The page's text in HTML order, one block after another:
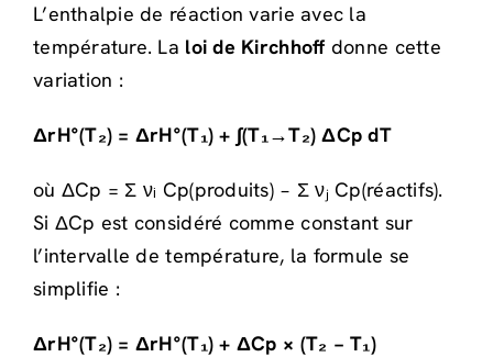
L’enthalpie de réaction varie avec la
température. La loi de Kirchhoffdonne cette
variation :
ΔrH°(T₂) = ΔrH°(T₁) + ∫(T₁→T₂) ΔCp dT
où ΔCp = Σ νᵢ Cp(produits) − Σ νⱼ Cp(réactifs).
Si ΔCp est considéré comme constant sur
l’intervalle de température, la formule se
simplifie :
ΔrH°(T₂) = ΔrH°(T₁) + ΔCp × (T₂ − T₁)